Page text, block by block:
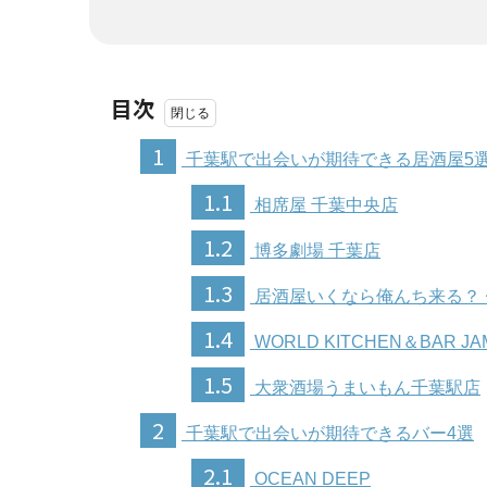
目次
1
千葉駅で出会いが期待できる居酒屋5
1.1 相席屋 千葉中央店
1.2 博多劇場 千葉店
1.3 居酒屋いくなら俺んち来る
1.4 WORLD KITCHEN＆BAR
1.5 大衆酒場うまいもん千葉駅店
2 千葉駅で出会いが期待できるバー4選
2.1 OCEAN DEEP